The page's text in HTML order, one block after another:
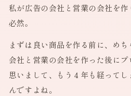
私が広告の会社と営業の会社を
必然。
まずは良い商品を作る前に、め
会社と営業の会社を作った後にプ
思いまして、もう４年も経って
んですよね。